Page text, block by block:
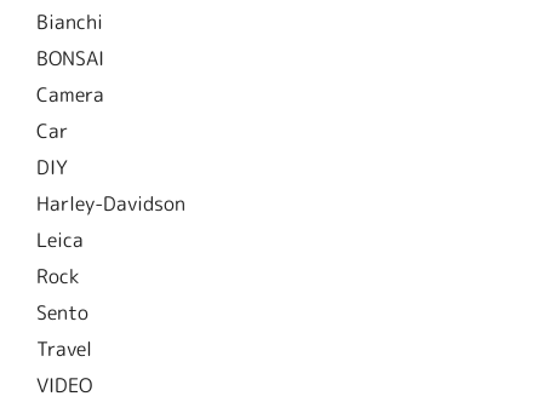
Bianchi
BONSAI
Camera
Car
DIY
Harley-Davidson
Leica
Rock
Sento
Travel
VIDEO